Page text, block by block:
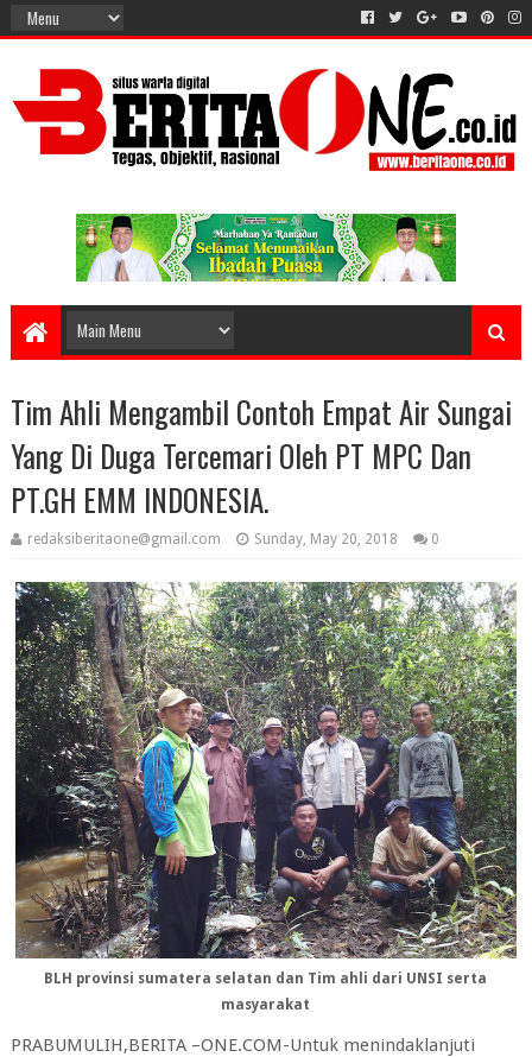
Tim Ahli Mengambil Contoh Empat Air Sungai
Yang Di Duga Tercemari Oleh PT MPC Dan
PT.GH EMM INDONESIA.
redaksiberitaone@gmail.com Sunday, May 20, 2018 0
BLH provinsi sumatera selatan dan Tim ahli dari UNSI serta
masyarakat
PRABUMULIH,BERITA –ONE.COM-Untuk menindaklanjuti